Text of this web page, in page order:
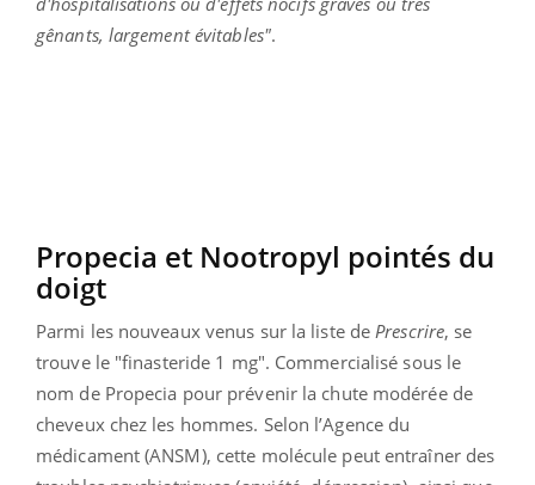
gênants, largement évitables".
Propecia et Nootropyl pointés du
doigt
Parmi les nouveaux venus sur la liste de Prescrire, se
trouve le "finasteride 1 mg". Commercialisé sous le
nom de Propecia pour prévenir la chute modérée de
cheveux chez les hommes. Selon l’Agence du
médicament (ANSM), cette molécule peut entraîner des